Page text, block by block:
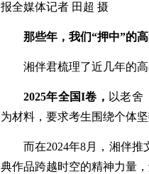
报全媒体记者 田超 摄
那些年，我们“押中”的
湘伴君梳理了近几年的
2025年全国I卷， 以老舍
为材料，要求考生围绕个体
而在2024年8月，湘伴推
典作品跨越时空的精神力量